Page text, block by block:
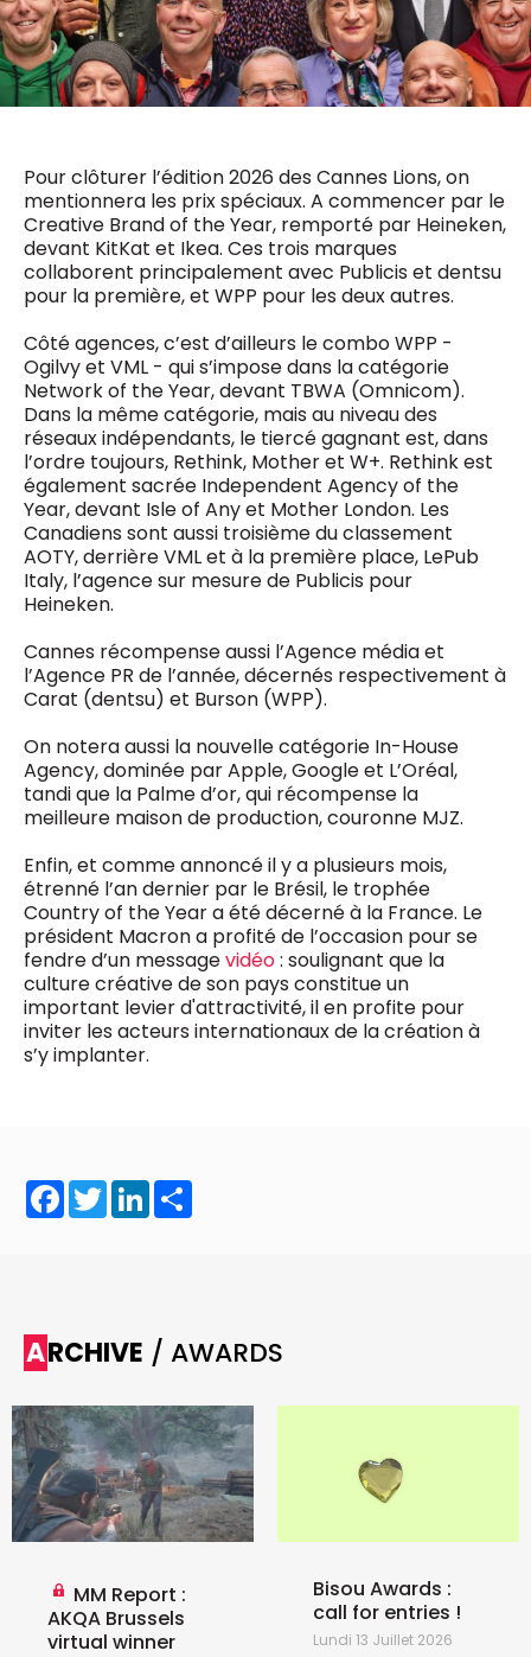
Pour clôturer l’édition 2026 des Cannes Lions, on
mentionnera les prix spéciaux. A commencer par le
Creative Brand of the Year, remporté par Heineken,
devant KitKat et Ikea. Ces trois marques
collaborent principalement avec Publicis et dentsu
pour la première, et WPP pour les deux autres.
Côté agences, c’est d’ailleurs le combo WPP -
Ogilvy et VML - qui s’impose dans la catégorie
Network of the Year, devant TBWA (Omnicom).
Dans la même catégorie, mais au niveau des
réseaux indépendants, le tiercé gagnant est, dans
l’ordre toujours, Rethink, Mother et W+. Rethink est
également sacrée Independent Agency of the
Year, devant Isle of Any et Mother London. Les
Canadiens sont aussi troisième du classement
AOTY, derrière VML et à la première place, LePub
Italy, l’agence sur mesure de Publicis pour
Heineken.
Cannes récompense aussi l’Agence média et
l’Agence PR de l’année, décernés respectivement à
Carat (dentsu) et Burson (WPP).
On notera aussi la nouvelle catégorie In-House
Agency, dominée par Apple, Google et L’Oréal,
tandi que la Palme d’or, qui récompense la
meilleure maison de production, couronne MJZ.
Enfin, et comme annoncé il y a plusieurs mois,
étrenné l’an dernier par le Brésil, le trophée
Country of the Year a été décerné à la France. Le
président Macron a profité de l’occasion pour se
fendre d’un messagevidéo: soulignant que la
culture créative de son pays constitue un
important levier d'attractivité, il en profite pour
inviter les acteurs internationaux de la création à
s’y implanter.
Facebook
TwitterLinkedIn
ARCHIVE / AWARDS
MM Report :
AKQA Brussels
virtual winner
Bisou Awards :
call for entries !
Lundi 13 Juillet 2026
0498 88 64 89
f.bouchar@mm.be
Chief Editor
g.byl@mm.be
Chief Editor
Damien Lemaire
0477 37 31 65
d.lemaire@mm.be
VALIDER
NOTRE CONTENU DIGITAL :
Daily
access
5 x week
MM e - News
1 x week
MM Brunch
1 x week
MM Tech
10 x year
MM Best of
Research
MM Blue
4 x year
MM Magazine
(digital)
Des questions ?